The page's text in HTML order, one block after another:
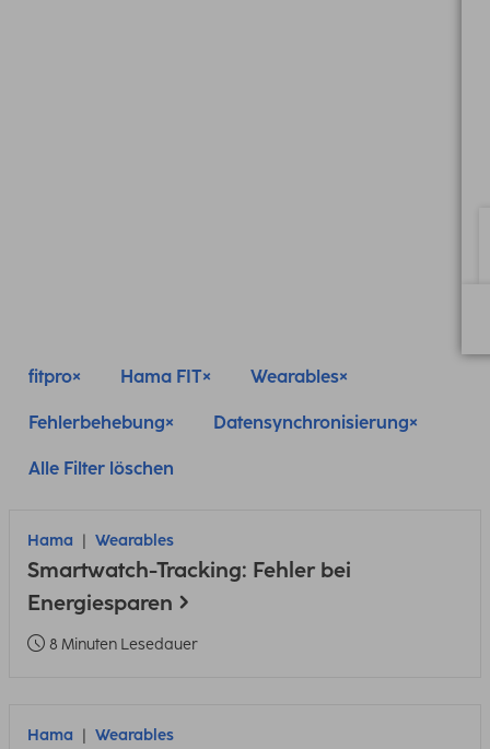
fitpro Hama FIT Wearables
Fehlerbehebung Datensynchronisierung
Alle Filter löschen
Hama Wearables
Smartwatch-Tracking: Fehler bei
Energiesparen
8 Minuten Lesedauer
Hama Wearables